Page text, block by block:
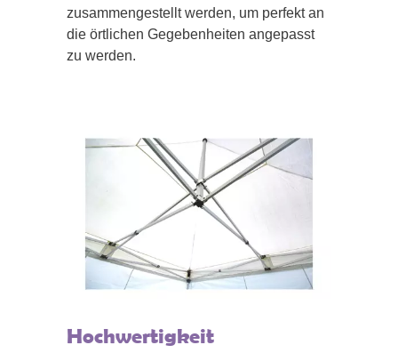
zusammengestellt werden, um perfekt an
die örtlichen Gegebenheiten angepasst
zu werden.
Hochwertigkeit